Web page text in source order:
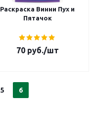
Раскраска Винни Пух и
Пятачок
70руб./шт
5 6